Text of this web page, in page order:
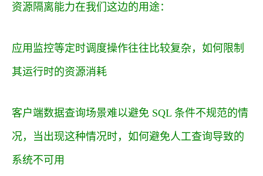
资源隔离能力在我们这边的用途：
应用监控等定时调度操作往往比较复杂，如何限制
其运行时的资源消耗
客户端数据查询场景难以避免 SQL 条件不规范的情
况，当出现这种情况时，如何避免人工查询导致的
系统不可用